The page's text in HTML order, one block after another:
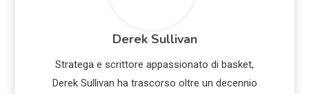
Derek Sullivan
Stratega e scrittore appassionato di basket,
Derek Sullivan ha trascorso oltre un decennio